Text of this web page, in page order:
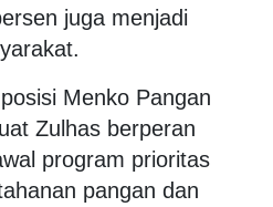
juga menjadi
Menko Pangan
Zulhas berperan
program prioritas
pangan dan